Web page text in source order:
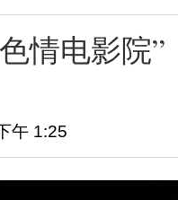
情电影院
午 1:25